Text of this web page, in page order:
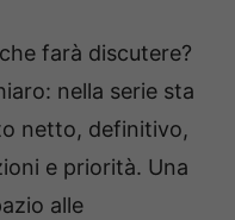
farà discutere?
nella serie sta
netto, definitivo,
e priorità. Una
alle